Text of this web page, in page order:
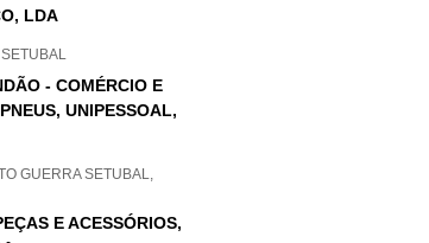
LDA
- COMÉRCIO E
UNIPESSOAL,
GUERRA SETUBAL,
E ACESSÓRIOS,